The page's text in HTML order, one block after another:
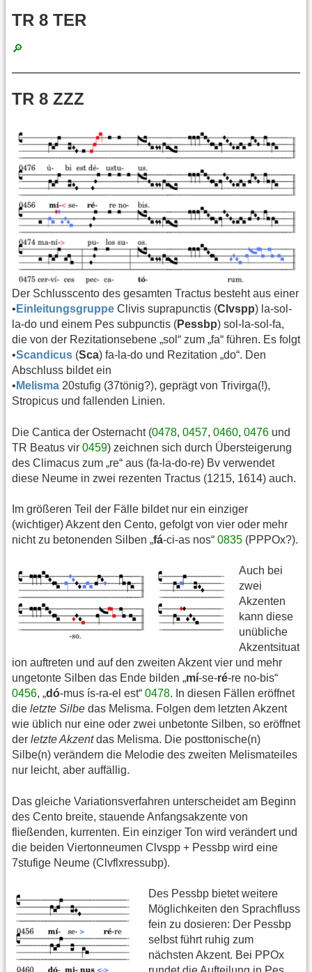
TR 8 TER
🔎
TR 8 ZZZ
Der Schlusscento des gesamten Tractus besteht aus einer
• Einleitungsgruppe Clivis suprapunctis (Clvspp) la-sol-
la-do und einem Pes subpunctis (Pessbp) sol-la-sol-fa,
die von der Rezitationsebene „sol“ zum „fa“ führen. Es folgt
•Scandicus (Sca) fa-la-do und Rezitation „do“. Den
Abschluss bildet ein
• Melisma 20stufig (37tönig?), geprägt von Trivirga(!),
Stropicus und fallenden Linien.
Die Cantica der Osternacht (0478, 0457, 0460, 0476 und
TR Beatus vir 0459) zeichnen sich durch Übersteigerung
des Climacus zum „re“ aus (fa-la-do-re) Bv verwendet
diese Neume in zwei rezenten Tractus (1215, 1614) auch.
Im größeren Teil der Fälle bildet nur ein einziger
(wichtiger) Akzent den Cento, gefolgt von vier oder mehr
nicht zu betonenden Silben „fá-ci-as nos“ 0835 (PPPOx?).
Auch bei
zwei
Akzenten
kann diese
unübliche
Akzentsituat
ion auftreten und auf den zweiten Akzent vier und mehr
ungetonte Silben das Ende bilden „mí-se-ré-re no-bis“
0456, „dó-mus ís-ra-el est“ 0478. In diesen Fällen eröffnet
die letzte Silbe das Melisma. Folgen dem letzten Akzent
wie üblich nur eine oder zwei unbetonte Silben, so eröffnet
der letzte Akzentdas Melisma. Die posttonische(n)
Silbe(n) verändern die Melodie des zweiten Melismateiles
nur leicht, aber auffällig.
Das gleiche Variationsverfahren unterscheidet am Beginn
des Cento breite, stauende Anfangsakzente von
fließenden, kurrenten. Ein einziger Ton wird verändert und
die beiden Viertonneumen Clvspp + Pessbp wird eine
7stufige Neume (Clvflxressubp).
Des Pessbp bietet weitere
Möglichkeiten den Sprachfluss
fein zu dosieren: Der Pessbp
selbst führt ruhig zum
nächsten Akzent. Bei PPOx